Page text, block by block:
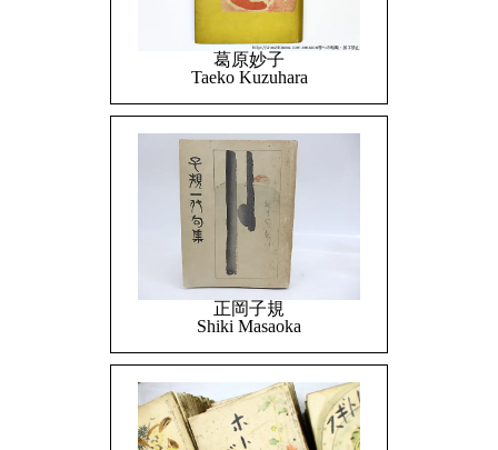
葛原妙子
Taeko Kuzuhara
正岡子規
Shiki Masaoka